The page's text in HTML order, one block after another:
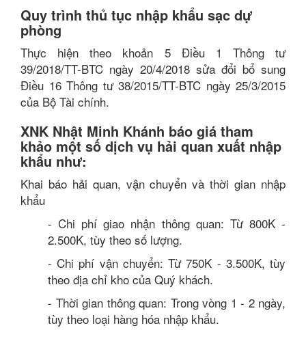
Quy trình thủ tục nhập khẩu sạc dự
phòng
Thực hiện theo khoản 5 Điều 1 Thông tư
39/2018/TT-BTC ngày 20/4/2018 sửa đổi bổ sung
Điều 16 Thông tư 38/2015/TT-BTC ngày 25/3/2015
của Bộ Tài chính.
XNK Nhật Minh Khánh báo giá tham
khảo một số dịch vụ hải quan xuất nhập
khẩu như:
Khai báo hải quan, vận chuyển và thời gian nhập
khẩu
- Chi phí giao nhận thông quan: Từ 800K -
2.500K, tùy theo số lượng.
- Chi phí vận chuyển: Từ 750K - 3.500K, tùy
theo địa chỉ kho của Quý khách.
- Thời gian thông quan: Trong vòng 1 - 2 ngày,
tùy theo loại hàng hóa nhập khẩu.